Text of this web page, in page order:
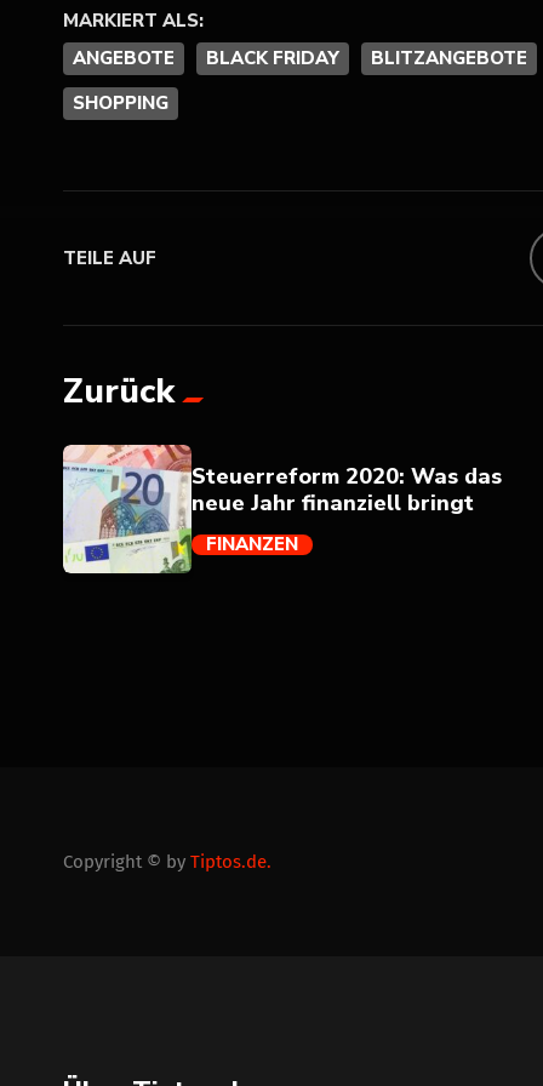
MARKIERT ALS:
ANGEBOTE
BLACK FRIDAY BLITZANGEBOTE
SHOPPING
TEILE AUF
Zurück
Steuerreform 2020: Was das
neue Jahr finanziell bringt
FINANZEN
Copyright © by Tiptos.de.